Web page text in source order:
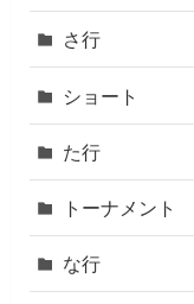
さ行
ショート
た行
トーナメント
な行